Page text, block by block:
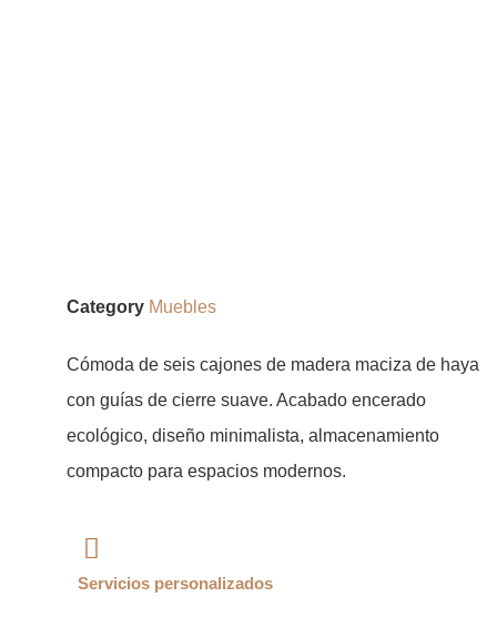
Category Muebles
Cómoda de seis cajones de madera maciza de haya
con guías de cierre suave. Acabado encerado
ecológico, diseño minimalista, almacenamiento
compacto para espacios modernos.
Servicios personalizados